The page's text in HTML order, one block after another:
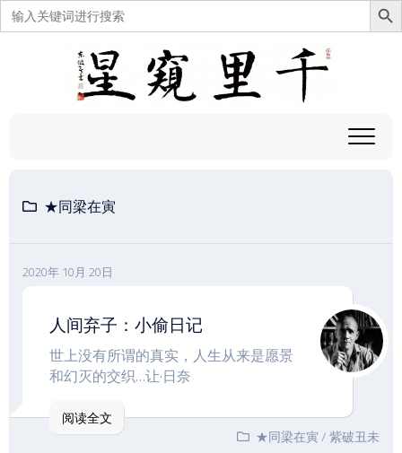
搜
索：
★同梁在寅
2020年 10月 20日
人间弃子：小偷日记
世上没有所谓的真实，人生从来是愿景
和幻灭的交织…让·日奈
阅读全文
★同梁在寅/紫破丑未